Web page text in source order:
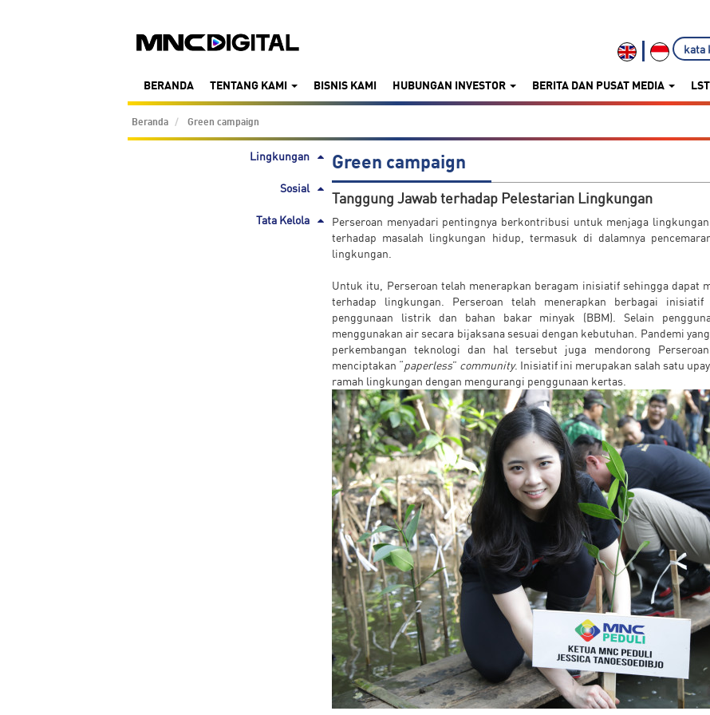
BERANDA TENTANG KAMI BISNIS KAMI HUBUNGAN INVESTOR BERITA DAN PUSAT MEDIA LST
Beranda Green campaign
Lingkungan
Sosial
Tata Kelola
Green campaign
Tanggung Jawab terhadap Pelestarian Lingkungan
Perseroan menyadari pentingnya berkontribusi untuk menjaga
terhadap masalah lingkungan hidup, termasuk di dalamnya
lingkungan.
Untuk itu, Perseroan telah menerapkan beragam inisiatif sehingga dapat
terhadap lingkungan. Perseroan telah menerapkan berbagai
penggunaan listrik dan bahan bakar minyak (BBM). Selain
menggunakan air secara bijaksana sesuai dengan kebutuhan. Pandemi
perkembangan teknologi dan hal tersebut juga mendorong
menciptakan “paperless” community. Inisiatif ini merupakan salah satu
ramah lingkungan dengan mengurangi penggunaan kertas.